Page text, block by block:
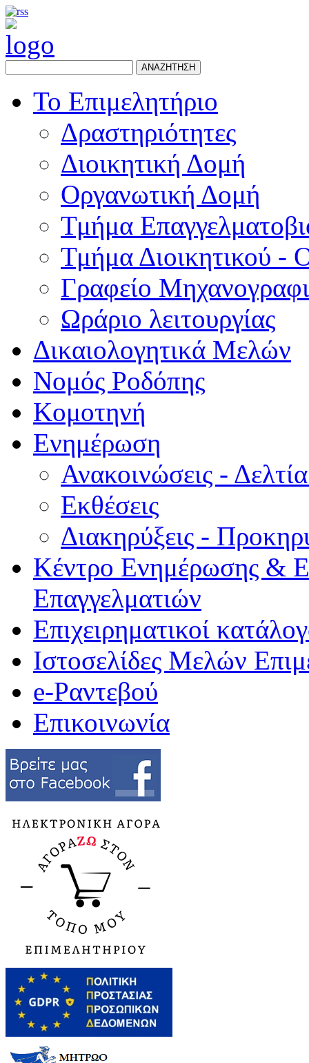
ΑΝΑΖΗΤΗΣΗ
Το Επιμελητήριο
Δραστηριότητες
Διοικητική Δομή
Οργανωτική Δομή
Τμήμα
Τμήμα Διοικητικού -
Γραφείο
Ωράριο λειτουργίας
Δικαιολογητικά Μελών
Νομός Ροδόπης
Κομοτηνή
Ενημέρωση
Ανακοινώσεις -
Εκθέσεις
Διακηρύξεις -
Κέντρο Ενημέρωσης &
Επαγγελματιών
Επιχειρηματικοί
Ιστοσελίδες Μελών
e-Ραντεβού
Επικοινωνία